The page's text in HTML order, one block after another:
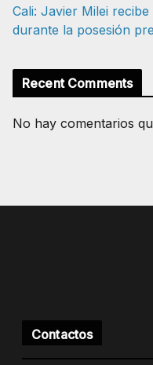
Cali: Javier Milei
durante la posesión
Recent Comments
No hay comentarios
Contactos